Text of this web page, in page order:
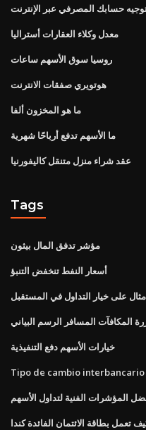
حسابك المصرفي عبر الإنترنت
معدل وكلاء العقارات أستراليا
روسيا سوق الأسهم ساعات
هوتويري صفقات الانترنت
ما هو المخزون ألفا
ما الأسهم تدفع أرباحًا شهرية
عقد شراء منزل متنقل كاليفورنيا
Tags
مؤشر تدفق المال بيثون
أسعار النفط تنخفض التنبؤ
مثال على خيار التداول في المستقبل
المكافآت المسافر الرسم البياني
خيارات الأسهم دفع التنفيذية
Tipo de cambio
تعمل بطاقة الائتمان الفائدة كندا